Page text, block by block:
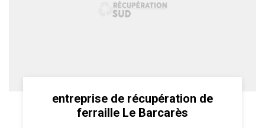
entreprise de récupération de
ferraille Le Barcarès